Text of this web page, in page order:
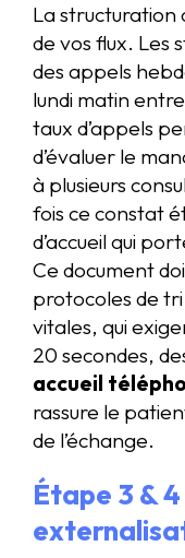
La structuration
de vos flux. Les
des appels
lundi matin
taux d’appels
d’évaluer le
à plusieurs
fois ce constat
d’accueil qui
Ce document
protocoles de
vitales, qui
20 secondes,
accueil
rassure le
de l’échange.
Étape 3 &